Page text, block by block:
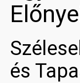
és